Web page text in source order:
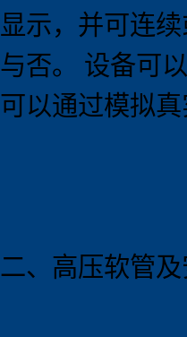
显示，并可连
与否。 设备可
可以通过模拟
二、高压软管